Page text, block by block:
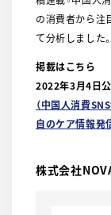
の消費者から注
て分析しました
掲載はこちら
2022年3月4日
（中国人消費
自のケア情報発
株式会社